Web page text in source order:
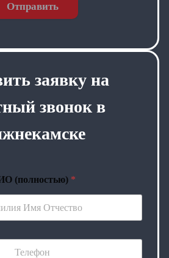
Отправить
заявку на
звонок в
(полностью) *